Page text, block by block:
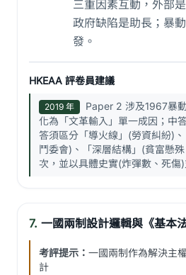
三重因素互動，外部
政府缺陷是助長；暴
發。
HKEAA 評卷員建議
2019 年
Paper 2 涉及1967暴
化為「文革輸入」單一成因；中
答須區分「導火線」(勞資糾紛)
鬥委會)、「深層結構」(貧富懸
次，並以具體史實(炸彈數、死傷)
7. 一國兩制設計邏輯與《基本
考評提示： 一國兩制作為解決主
計